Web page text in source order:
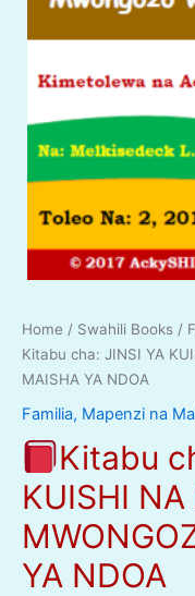
Home / Swahili Books /
Kitabu cha: JINSI YA
MAISHA YA NDOA
Familia, Mapenzi na
Kitabu
KUISHI NA
YA NDOA